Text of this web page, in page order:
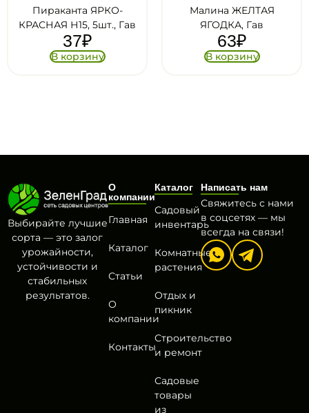
Гав
Малина ЖЕЛТАЯ
ЯГОДКА, Гав
В корзину
Лимонник
ВОСТОРГ, 0.2г,
В корзину
Выбирайте лучшие
сорта — это залог
урожайности,
устойчивости и
стабильных
результатов.
О
компании
Главная
Каталог
Статьи
О
компании
Контакты
Каталог
Садовый
инвентарь
Комнатные
растения
Отдых и
пикник
Строительство
и ремонт
Садовые
товары
из
Написать нам
Свяжитесь с нами
в соцсетях — мы
всегда на связи!